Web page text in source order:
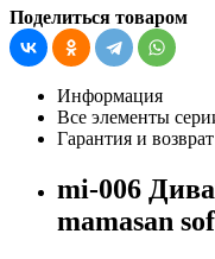
Поделиться товаром
Информация
Все элементы
Гарантия и возврат
mi-006
mamasan